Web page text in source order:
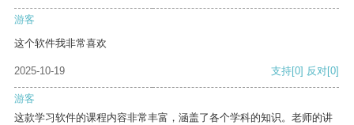
游客
这个软件我非常喜欢
2025-10-19 支持[0] 反对[0]
游客
这款学习软件的课程内容非常丰富，涵盖了各个学科的知识。老师的讲